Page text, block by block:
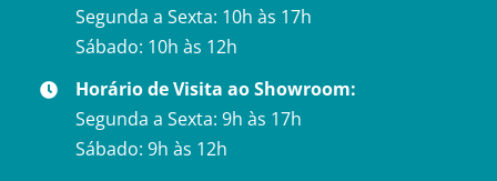
Segunda a Sexta: 10h às 17h
Sábado: 10h às 12h
Horário de Visita ao Showroom:
Segunda a Sexta: 9h às 17h
Sábado: 9h às 12h